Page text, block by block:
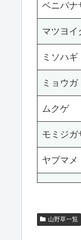
ベニバナ
マツヨイ
ミソハギ
ミョウガ
ムクゲ
モミジガ
ヤブマメ
山野草一覧